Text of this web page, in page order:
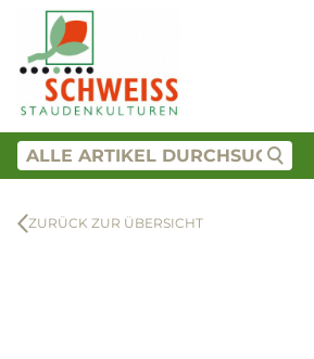
ZURÜCK ZUR ÜBERSICHT